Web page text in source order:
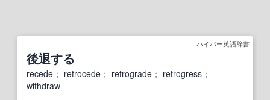
ハイパー英語辞書
後退する
recede ； retrocede ； retrograde ； retrogress ；
withdraw